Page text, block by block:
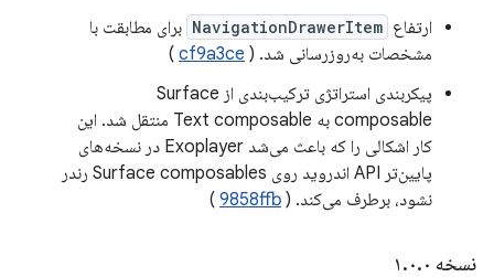
ارتفاع NavigationDrawerItem برای مطابقت با
مشخصات به‌روزرسانی شد. ( cf9a3ce
)
پیکربندی استراتژی ترکیب‌بندی از Surface
composable به Text composable منتقل شد. این
کار اشکالی را که باعث می‌شد Exoplayer در نسخه‌های
پایین‌تر API اندروید روی Surface composables رندر
نشود، برطرف می‌کند. ( 9858ffb
)
نسخه ۱ .۰.۰